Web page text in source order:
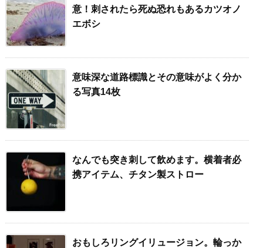
意！刺されたら死ぬ恐れもあるカツオノ
エボシ
意味深な道路標識とその意味がよく分か
る写真14枚
なんでも突き刺して飲めます。横着者必
携アイテム、チタン製ストロー
おもしろリングイリュージョン。輪っか